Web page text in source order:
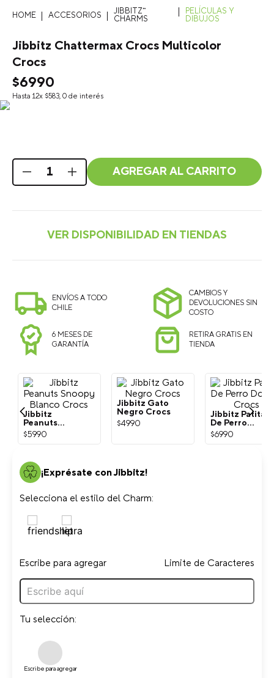
ACCESORIOS
JIBBITZ™
CHARMS
PELÍCULAS Y
DIBUJOS
Jibbitz Chattermax Crocs Multicolor
Crocs
$6990
Hasta 12x $583, 0 de interés
AGREGAR AL CARRITO
ENVÍOS A TODO
CHILE
CAMBIOS Y
DEVOLUCIONES SIN
COSTO
6 MESES DE
GARANTÍA
RETIRA GRATIS EN
TIENDA
Peanuts
Snoopy
Blanco Crocs
$5990
$4990
¡Exprésate con Jibbitz!
Selecciona el estilo del Charm:
Escribe para agregar Limite de Caracteres
Tu selección: